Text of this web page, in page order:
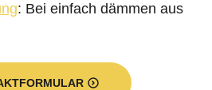
: Bei einfach dämmen aus